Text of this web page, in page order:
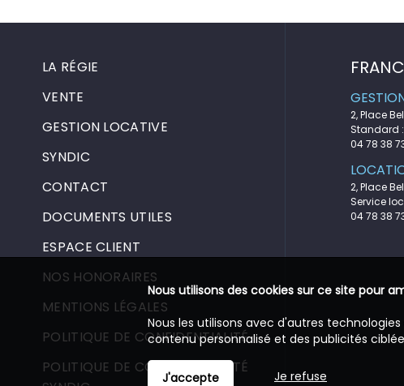
LA RÉGIE
VENTE
GESTION LOCATIVE
SYNDIC
CONTACT
DOCUMENTS UTILES
ESPACE CLIENT
NOS HONORAIRES
MENTIONS LÉGALES
POLITIQUE DE CONFIDENTIALITÉ
POLITIQUE DE CONFIDENTIALITÉ
2, Place
Standard :
04 78 38
2, Place
Service
04 78 38
Nous utilisons des cookies sur ce site pour
Nous les utilisons avec d'autres
contenu personnalisé et des publicités
J'accepte Je refuse